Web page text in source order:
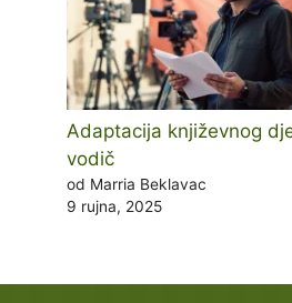
Adaptacija književnog
vodič
od Marria Beklavac
9 rujna, 2025